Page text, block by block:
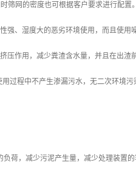
筛网的密度也可根据客户要求进行配置。
、湿度大的恶劣环境使用，而且使用
压作用，减少粪渣含水量，并且在出
过程中不产生渗漏污水，无二次环境
荷，减少污泥产生量，减少处理装置